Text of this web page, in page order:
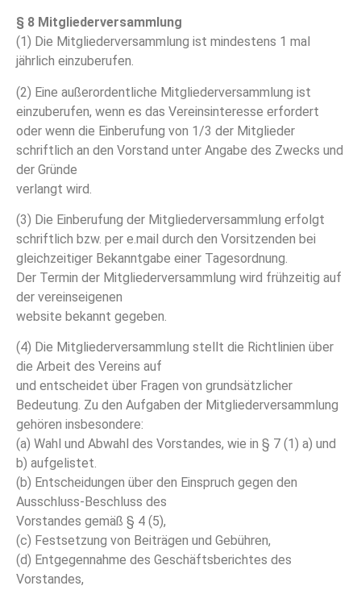
§ 8 Mitgliederversammlung
(1) Die Mitgliederversammlung ist mindestens 1 mal
jährlich einzuberufen.
(2) Eine außerordentliche Mitgliederversammlung ist
einzuberufen, wenn es das Vereinsinteresse erfordert
oder wenn die Einberufung von 1/3 der Mitglieder
schriftlich an den Vorstand unter Angabe des Zwecks und
der Gründe
verlangt wird.
(3) Die Einberufung der Mitgliederversammlung erfolgt
schriftlich bzw. per e.mail durch den Vorsitzenden bei
gleichzeitiger Bekanntgabe einer Tagesordnung.
Der Termin der Mitgliederversammlung wird frühzeitig auf
der vereinseigenen
website bekannt gegeben.
(4) Die Mitgliederversammlung stellt die Richtlinien über
die Arbeit des Vereins auf
und entscheidet über Fragen von grundsätzlicher
Bedeutung. Zu den Aufgaben der Mitgliederversammlung
gehören insbesondere:
(a) Wahl und Abwahl des Vorstandes, wie in § 7 (1) a) und
b) aufgelistet.
(b) Entscheidungen über den Einspruch gegen den
Ausschluss-Beschluss des
Vorstandes gemäß § 4 (5),
(c) Festsetzung von Beiträgen und Gebühren,
(d) Entgegennahme des Geschäftsberichtes des
Vorstandes,